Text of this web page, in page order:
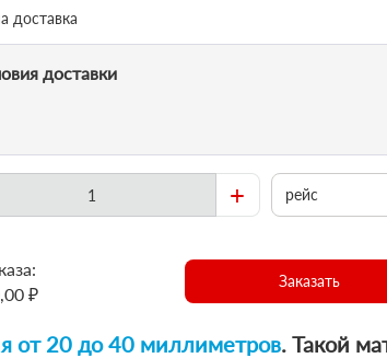
доставка
доставки
+ рейс
₽
Заказать
от 20 до 40 миллиметров. Такой